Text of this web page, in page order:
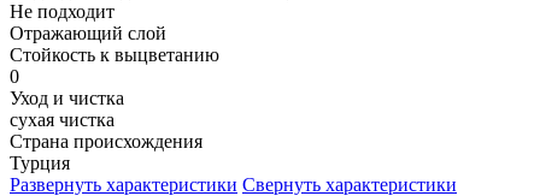
Не подходит
Отражающий слой
Стойкость к выцветанию
0
Уход и чистка
сухая чистка
Страна происхождения
Турция
Развернуть характеристики Свернуть характеристики